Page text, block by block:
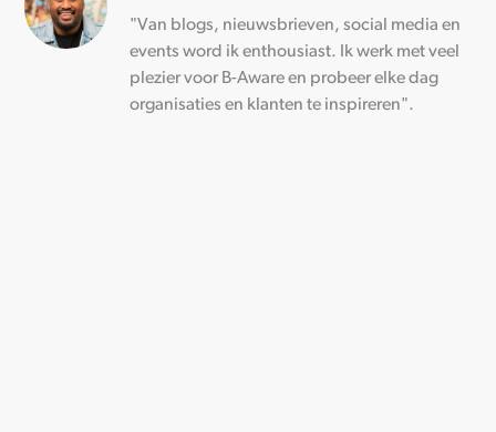
"Van blogs, nieuwsbrieven, social media en
events word ik enthousiast. Ik werk met veel
plezier voor B-Aware en probeer elke dag
organisaties en klanten te inspireren".